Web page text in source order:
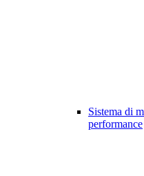
Sistema di
performance